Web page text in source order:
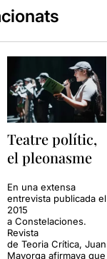
Teatre polític,
el pleonasme
En una extensa
entrevista publicada el
2015
a Constelaciones.
Revista
de Teoria Crítica, Juan
Mayorga afirmava que